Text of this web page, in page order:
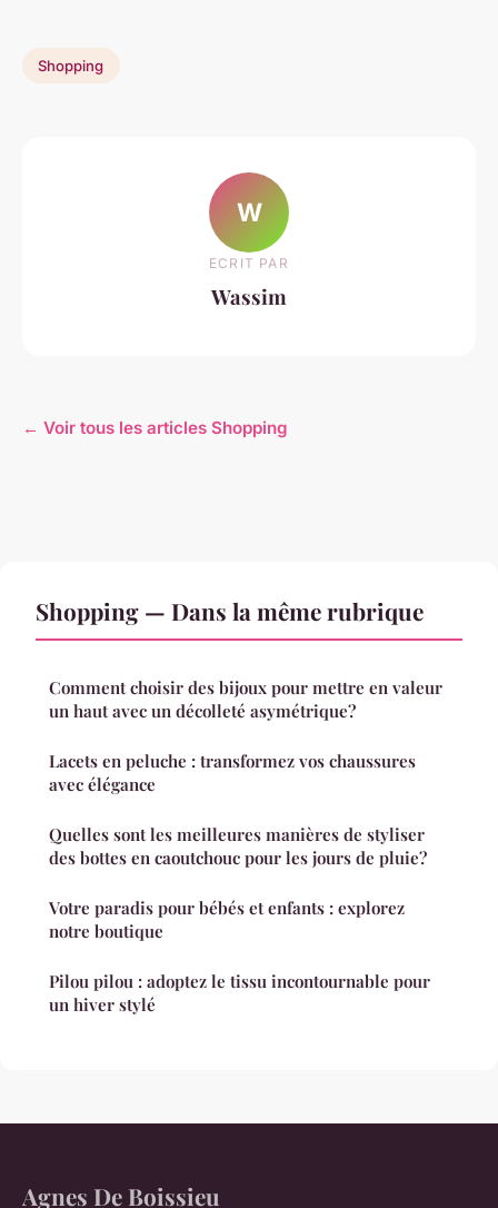
Shopping
W
ECRIT PAR
Wassim
← Voir tous les articles Shopping
Shopping — Dans la même rubrique
Comment choisir des bijoux pour mettre en valeur
un haut avec un décolleté asymétrique?
Lacets en peluche : transformez vos chaussures
avec élégance
Quelles sont les meilleures manières de styliser
des bottes en caoutchouc pour les jours de pluie?
Votre paradis pour bébés et enfants : explorez
notre boutique
Pilou pilou : adoptez le tissu incontournable pour
un hiver stylé
Agnes De Boissieu